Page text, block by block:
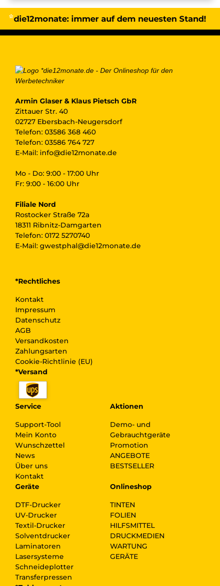
die12monate: immer auf dem neuesten Stand!
Armin Glaser & Klaus Pietsch GbR
Zittauer Str. 40
02727 Ebersbach-Neugersdorf
Telefon: 03586 368 460
Telefon: 03586 764 727
E-Mail: info@die12monate.de
Mo - Do: 9:00 - 17:00 Uhr
Fr: 9:00 - 16:00 Uhr
Filiale Nord
Rostocker Straße 72a
18311 Ribnitz-Damgarten
Telefon: 0172 5270740
E-Mail: gwestphal@die12monate.de
*Rechtliches
Kontakt
Impressum
Datenschutz
AGB
Versandkosten
Zahlungsarten
Cookie-Richtlinie (EU)
*Versand
Service
Support-Tool
Mein Konto
Wunschzettel
News
Über uns
Kontakt
Aktionen
Demo- und
Gebrauchtgeräte
Promotion
ANGEBOTE
BESTSELLER
Geräte
DTF-Drucker
UV-Drucker
Textil-Drucker
Solventdrucker
Laminatoren
Lasersysteme
Schneideplotter
Transferpressen
Onlineshop
TINTEN
FOLIEN
HILFSMITTEL
DRUCKMEDIEN
WARTUNG
GERÄTE